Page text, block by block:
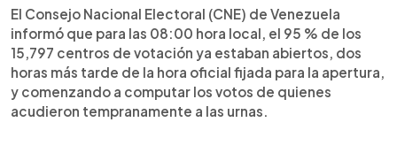
El Consejo Nacional Electoral (CNE) de Venezuela
informó que para las 08:00 hora local, el 95 % de los
15,797 centros de votación ya estaban abiertos, dos
horas más tarde de la hora oficial fijada para la apertura,
y comenzando a computar los votos de quienes
acudieron tempranamente a las urnas.